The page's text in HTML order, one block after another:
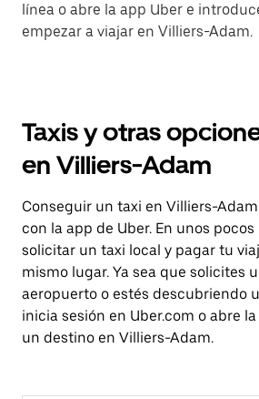
línea o abre la app Uber e
empezar a viajar en Villiers-Adam.
Taxis y otras
en Villiers-Adam
Conseguir un taxi en Villiers-
con la app de Uber. En unos
solicitar un taxi local y pagar tu
mismo lugar. Ya sea que solicites
aeropuerto o estés descubriendo
inicia sesión en Uber.com o abre
un destino en Villiers-Adam.